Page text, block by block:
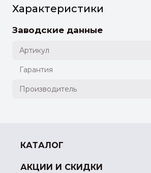
Характеристики
Заводские данные
Артикул
Гарантия
Производитель
КАТАЛОГ
АКЦИИ И СКИДКИ